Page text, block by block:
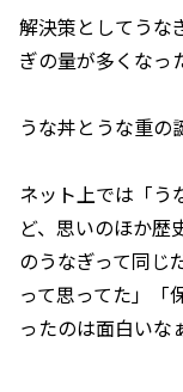
解決策としてうな
ぎの量が多くなっ
うな丼とうな重の
ネット上では「う
ど、思いのほか歴
のうなぎって同じ
って思ってた」「
ったのは面白いな